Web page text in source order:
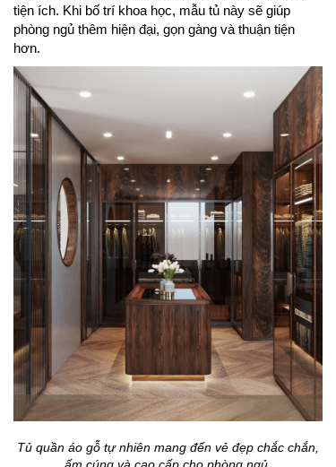
tiện ích. Khi bố trí khoa học, mẫu tủ này sẽ giúp
phòng ngủ thêm hiện đại, gọn gàng và thuận tiện
hơn.
Tủ quần áo gỗ tự nhiên mang đến vẻ đẹp chắc chắn,
ấm cúng và cao cấp cho phòng ngủ.